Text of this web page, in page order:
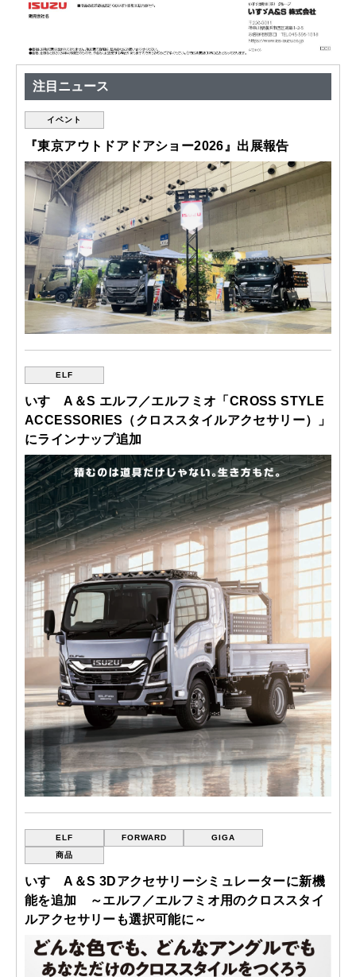
注目ニュース
イベント
『東京アウトドアドアショー2026』出展報告
ELF
いすゞA＆S エルフ／エルフミオ「CROSS STYLE
ACCESSORIES（クロススタイルアクセサリー）」
にラインナップ追加
ELF FORWARD
GIGA
商品
いすゞA＆S 3Dアクセサリーシミュレーターに新機
能を追加 ～エルフ／エルフミオ用のクロススタイ
ルアクセサリーも選択可能に～